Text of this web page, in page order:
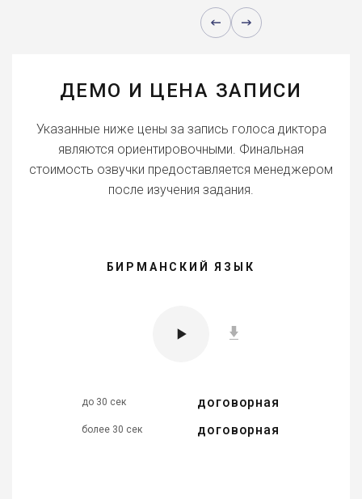
ДЕМО И ЦЕНА ЗАПИСИ
Указанные ниже цены за запись голоса диктора
являются ориентировочными. Финальная
стоимость озвучки предоставляется менеджером
после изучения задания.
БИРМАНСКИЙ ЯЗЫК
до 30 сек договорная
более 30 сек договорная